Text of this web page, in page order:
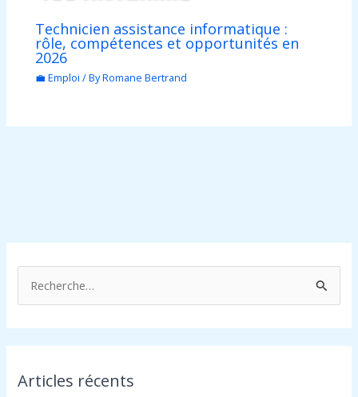
Technicien assistance informatique :
rôle, compétences et opportunités en
2026
💼 Emploi / ByRomane Bertrand
e
Articles récents